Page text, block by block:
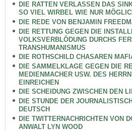
DIE RATTEN VERLASSEN DAS
SO VIEL WIRBEL WIE NUR
DIE REDE VON BENJAMIN
DIE RETTUNG GEGEN DIE
VOLKSVERBLÖDUNG DURCHS
TRANSHUMANISMUS
DIE ROTHSCHILD CHASAREN
DIE SAMMELKLAGE GEGEN DIE
MEDIENMACHER USW. DES
EINREICHEN
DIE SCHEIDUNG ZWISCHEN DEN
DIE STUNDE DER
DEUTSCH
DIE TWITTERNACHRICHTEN VON
ANWALT LYN WOOD